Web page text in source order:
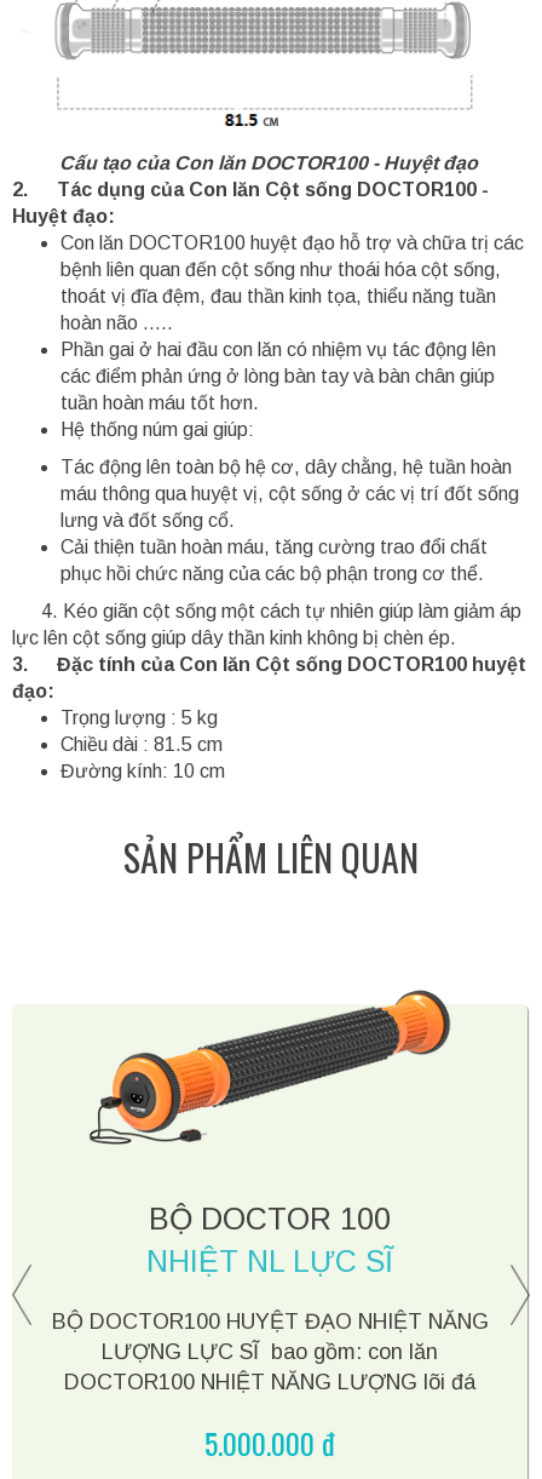
Cấu tạo của Con lăn DOCTOR100 - Huyệt đạo
2. Tác dụng của Con lăn Cột sống DOCTOR100 -
Huyệt đạo:
Con lăn DOCTOR100 huyệt đạo hỗ trợ và chữa trị các
bệnh liên quan đến cột sống như thoái hóa cột sống,
thoát vị đĩa đệm, đau thần kinh tọa, thiểu năng tuần
hoàn não …..
Phần gai ở hai đầu con lăn có nhiệm vụ tác động lên
các điểm phản ứng ở lòng bàn tay và bàn chân giúp
tuần hoàn máu tốt hơn.
Hệ thống núm gai giúp:
Tác động lên toàn bộ hệ cơ, dây chằng, hệ tuần hoàn
máu thông qua huyệt vị, cột sống ở các vị trí đốt sống
lưng và đốt sống cổ.
Cải thiện tuần hoàn máu, tăng cường trao đổi chất
phục hồi chức năng của các bộ phận trong cơ thể.
4. Kéo giãn cột sống một cách tự nhiên giúp làm giảm áp
lực lên cột sống giúp dây thần kinh không bị chèn ép.
3. Đặc tính của Con lăn Cột sống DOCTOR100 huyệt
đạo:
Trọng lượng : 5 kg
Chiều dài : 81.5 cm
Đường kính: 10 cm
SẢN PHẨM LIÊN QUAN
BỘ DOCTOR 100
NHIỆT NL LỰC SĨ
BỘ DOCTOR100 HUYỆT ĐẠO NHIỆT NĂNG
LƯỢNG LỰC SĨ bao gồm: con lăn
DOCTOR100 NHIỆT NĂNG LƯỢNG lõi đá
miễn phí tại trung tâm DOCTOR100. Giá sản
5.000.000 đ